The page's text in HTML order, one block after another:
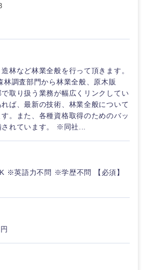
徳島県
愛媛県
林など林業全般を行って頂きます。
林調査部門から林業全般、原木販
取り扱う業務が幅広くリンクしてい
ば、最新の技術、林業全般について
。また、各種資格取得のためのバッ
れています。 ※同社...
※英語力不問 ※学歴不問 【必須】